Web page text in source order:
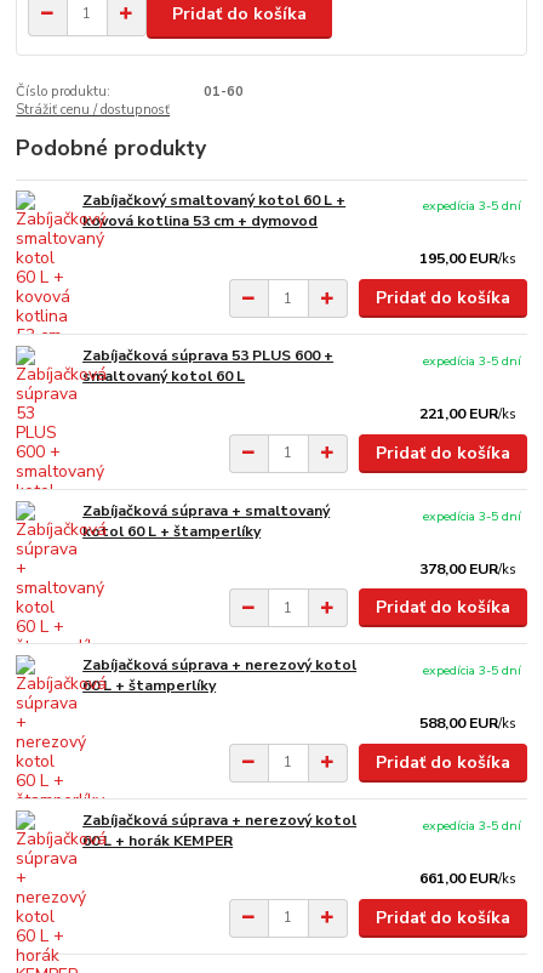
Pridať do košíka
Číslo produktu:
01-60
Strážiť cenu / dostupnosť
Podobné produkty
Zabíjačkový smaltovaný kotol 60 L +
kovová kotlina 53 cm + dymovod
195,00 EUR/ks
expedícia 3-5 dní
Pridať do košíka
Zabíjačková súprava 53 PLUS 600 +
smaltovaný kotol 60 L
221,00 EUR/ks
expedícia 3-5 dní
Pridať do košíka
Zabíjačková súprava + smaltovaný
kotol 60 L + štamperlíky
378,00 EUR/ks
expedícia 3-5 dní
Pridať do košíka
Zabíjačková súprava + nerezový kotol
60 L + štamperlíky
588,00 EUR/ks
expedícia 3-5 dní
Pridať do košíka
Zabíjačková súprava + nerezový kotol
60 L + horák KEMPER
661,00 EUR/ks
expedícia 3-5 dní
Pridať do košíka